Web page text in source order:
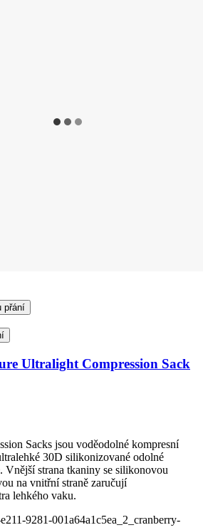
přání
Ultralight Compression Sack
Sacks jsou voděodolné kompresní
30D silikonizované odolné
strana tkaniny se silikonovou
na vnitřní straně zaručují
lehkého vaku.